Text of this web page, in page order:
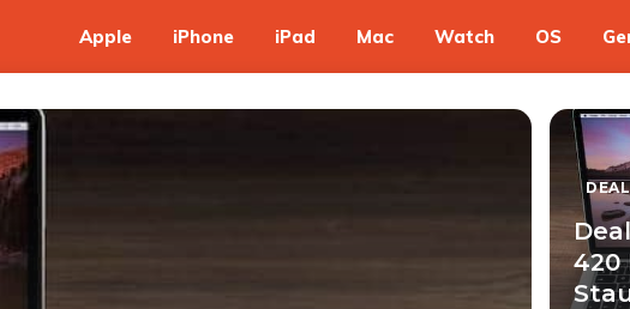
Apple iPhone iPad Mac Watch OS
420